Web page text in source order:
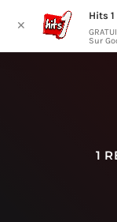
1
✕
Hits
Sur